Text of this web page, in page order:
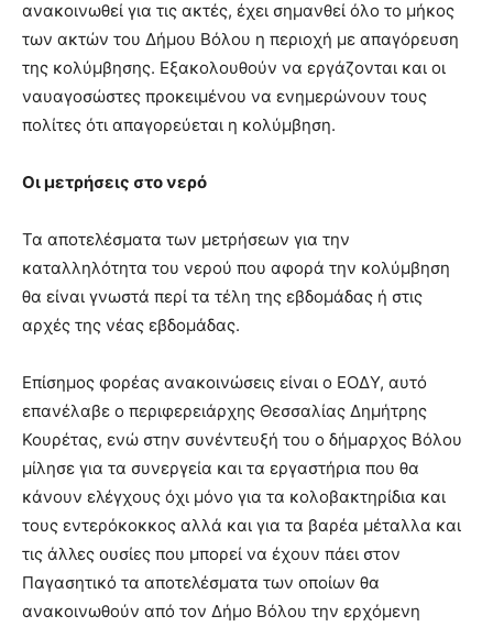
ανακοινωθεί για τις ακτές, έχει σημανθεί όλο το μήκος
των ακτών του Δήμου Βόλου η περιοχή με απαγόρευση
της κολύμβησης. Εξακολουθούν να εργάζονται και οι
ναυαγοσώστες προκειμένου να ενημερώνουν τους
πολίτες ότι απαγορεύεται η κολύμβηση.
Οι μετρήσεις στο νερό
Τα αποτελέσματα των μετρήσεων για την
καταλληλότητα του νερού που αφορά την κολύμβηση
θα είναι γνωστά περί τα τέλη της εβδομάδας ή στις
αρχές της νέας εβδομάδας.
Επίσημος φορέας ανακοινώσεις είναι ο ΕΟΔΥ, αυτό
επανέλαβε ο περιφερειάρχης Θεσσαλίας Δημήτρης
Κουρέτας, ενώ στην συνέντευξή του ο δήμαρχος Βόλου
μίλησε για τα συνεργεία και τα εργαστήρια που θα
κάνουν ελέγχους όχι μόνο για τα κολοβακτηρίδια και
τους εντερόκοκκος αλλά και για τα βαρέα μέταλλα και
τις άλλες ουσίες που μπορεί να έχουν πάει στον
Παγασητικό τα αποτελέσματα των οποίων θα
ανακοινωθούν από τον Δήμο Βόλου την ερχόμενη